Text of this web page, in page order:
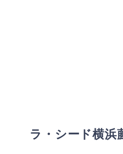
ラ・シード横浜